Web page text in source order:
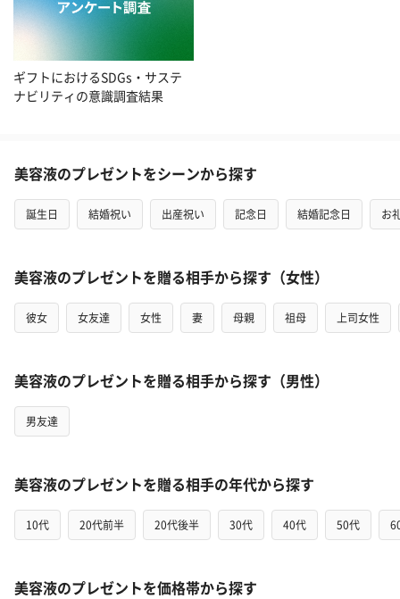
ギフトにおけるSDGs・サステ
ナビリティの意識調査結果
美容液のプレゼントをシーンから探す
誕生日 結婚祝い 出産祝い 記念日 結婚記念日 お
美容液のプレゼントを贈る相手から探す（女性）
彼女 女友達 女性 妻 母親 祖母 上司女性
美容液のプレゼントを贈る相手から探す（男性）
男友達
美容液のプレゼントを贈る相手の年代から探す
10代 20代前半 20代後半 30代 40代 50代
美容液のプレゼントを価格帯から探す